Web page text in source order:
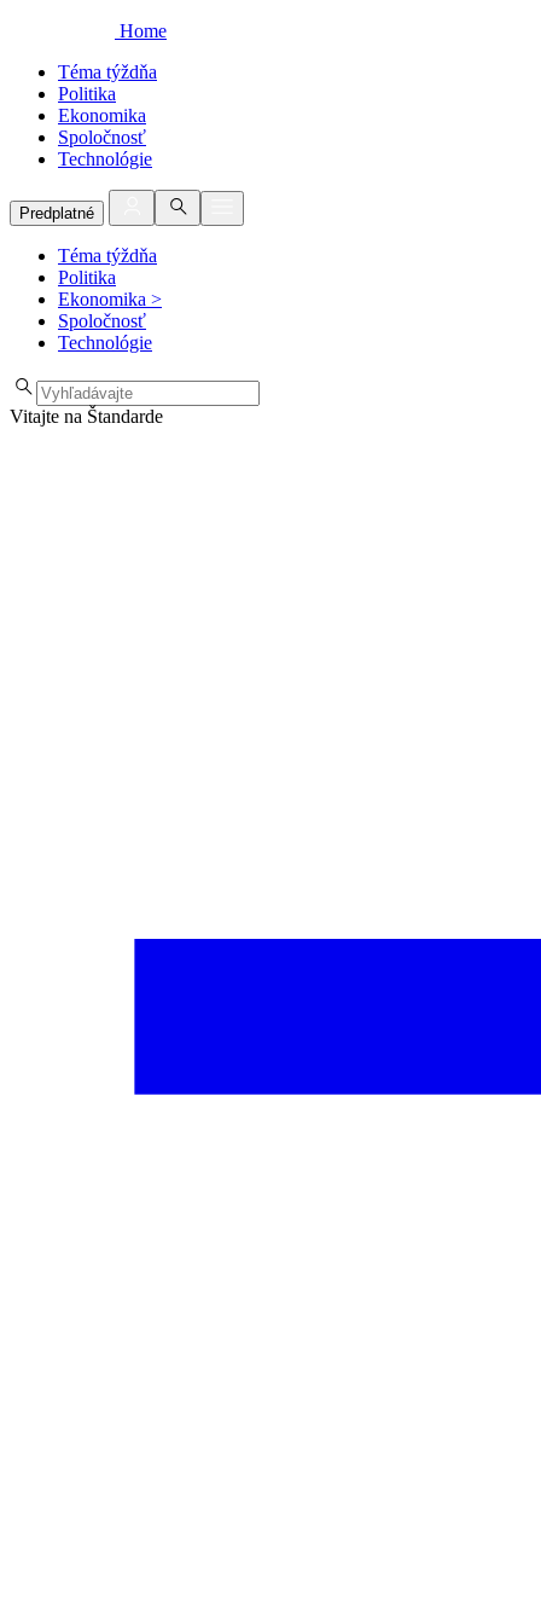
Home
Téma týždňa
Politika
Ekonomika
Spoločnosť
Technológie
Predplatné
Téma týždňa
Politika
Ekonomika >
Spoločnosť
Technológie
Vitajte na Štandarde